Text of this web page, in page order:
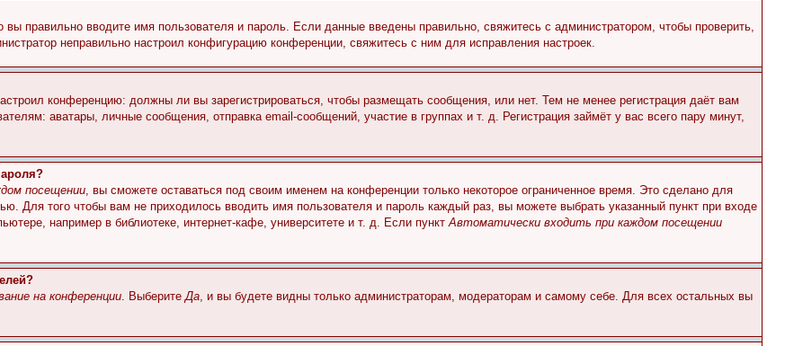
правильно вводите имя пользователя и пароль. Если данные введены правильно, свяжитесь с администратором, чтобы проверить,
неправильно настроил конфигурацию конференции, свяжитесь с ним для исправления настроек.
конференцию: должны ли вы зарегистрироваться, чтобы размещать сообщения, или нет. Тем не менее регистрация даёт вам
аватары, личные сообщения, отправка email-сообщений, участие в группах и т. д. Регистрация займёт у вас всего пару минут,
посещении, вы сможете оставаться под своим именем на конференции только некоторое ограниченное время. Это сделано для
Для того чтобы вам не приходилось вводить имя пользователя и пароль каждый раз, вы можете выбрать указанный пункт при входе
например в библиотеке, интернет-кафе, университете и т. д. Если пунктАвтоматически входить при каждом посещении
на конференции. ВыберитеДа, и вы будете видны только администраторам, модераторам и самому себе. Для всех остальных вы